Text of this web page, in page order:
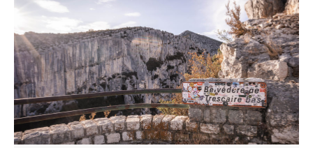
Les belvédères de Trescaïre offrent les premiers point de
vues sur les Gorges du Verdon, à partir de la Route des
Crêtes. On peut voire en bas du canyon trois tours
rocheuses, en rive gauche, qui ont donnés leurs nom à
ces belvédères.